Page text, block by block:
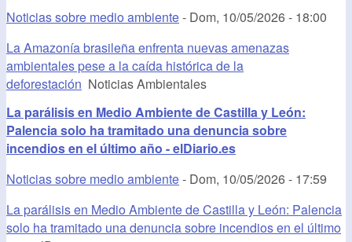
Noticias sobre medio ambiente- Dom, 10/05/2026 - 18:00
La Amazonía brasileña enfrenta nuevas amenazas
ambientales pese a la caída histórica de la
deforestación Noticias Ambientales
La parálisis en Medio Ambiente de Castilla y León:
Palencia solo ha tramitado una denuncia sobre
incendios en el último año - elDiario.es
Noticias sobre medio ambiente- Dom, 10/05/2026 - 17:59
La parálisis en Medio Ambiente de Castilla y León: Palencia
solo ha tramitado una denuncia sobre incendios en el último